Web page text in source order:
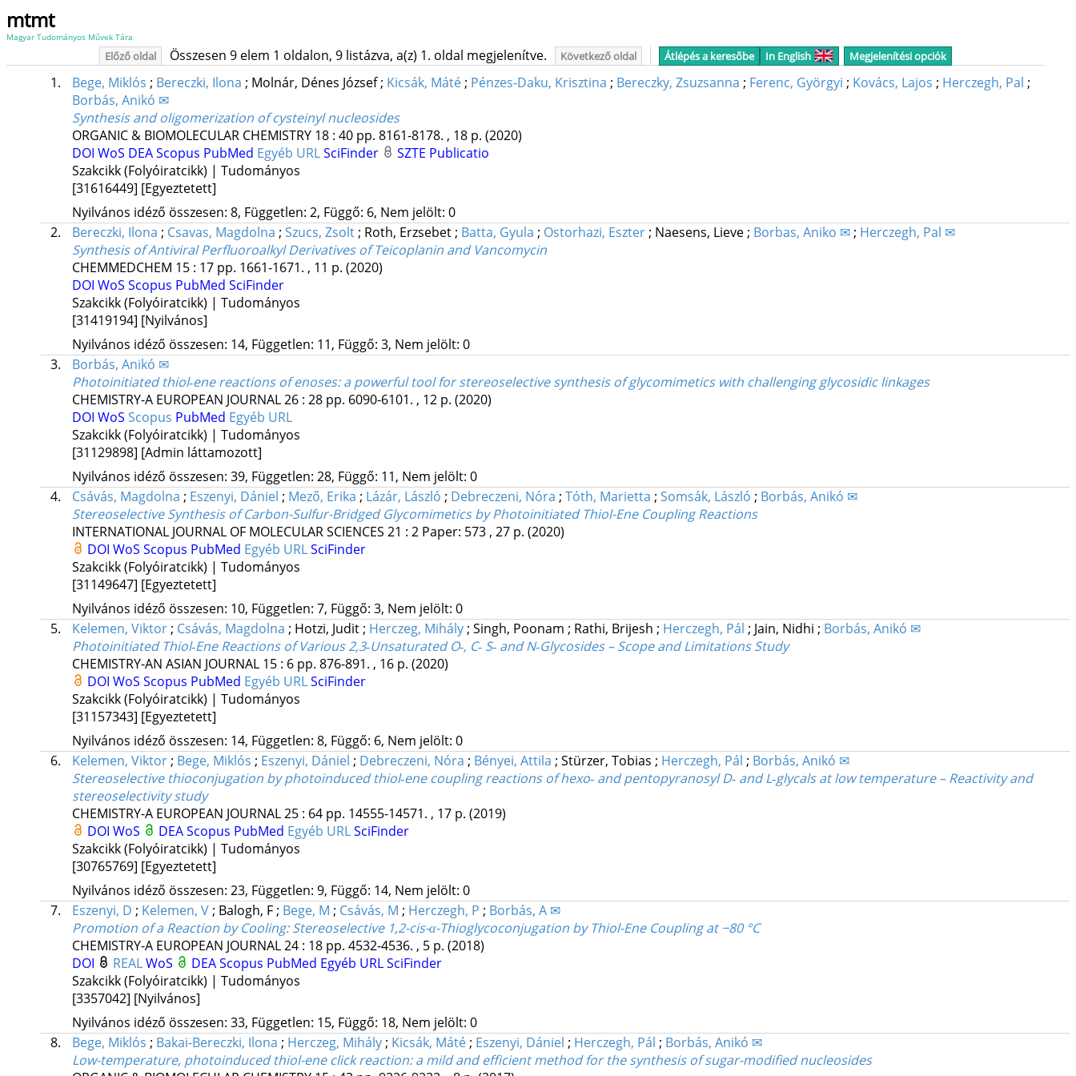
mtmt
Magyar Tudományos Művek Tára
Előző oldal Összesen 9 elem 1 oldalon, 9 listázva, a(z) 1. oldal megjelenítve. Következő oldal Átlépés a keresőbe In English Megjelenítési opciók
1. Bege, Miklós ; Bereczki, Ilona ; Molnár, Dénes József; Kicsák, Máté; Pénzes-Daku, Krisztina ; Bereczky, Zsuzsanna ; Ferenc, Györgyi ; Kovács, Lajos ; Herczegh, Pal ;
Borbás, Anikó ✉
Synthesis and oligomerization of cysteinyl nucleosides
ORGANIC & BIOMOLECULAR CHEMISTRY 18: 40 pp. 8161-8178. , 18 p. (2020)
DOI WoS DEAScopus PubMed Egyéb URLSciFinder
SZTE Publicatio
Szakcikk (Folyóiratcikk) | Tudományos
[31616449] [Egyeztetett]
Nyilvános idéző összesen: 8, Független: 2, Függő: 6, Nem jelölt: 0
2.
Bereczki, Ilona ; Csavas, Magdolna ; Szucs, Zsolt; Roth, Erzsebet; Batta, Gyula ; Ostorhazi, Eszter; Naesens, Lieve; Borbas, Aniko ✉; Herczegh, Pal ✉
Synthesis of Antiviral Perfluoroalkyl Derivatives of Teicoplanin and Vancomycin
CHEMMEDCHEM 15: 17 pp. 1661-1671. , 11 p. (2020)
DOI WoS Scopus PubMed SciFinder
Szakcikk (Folyóiratcikk) | Tudományos
[31419194] [Nyilvános]
Nyilvános idéző összesen: 14, Független: 11, Függő: 3, Nem jelölt: 0
3.
Borbás, Anikó ✉
Photoinitiated thiol‐ene reactions of enoses: a powerful tool for stereoselective synthesis of glycomimetics with challenging glycosidic linkages
CHEMISTRY-A EUROPEAN JOURNAL26: 28 pp. 6090-6101. , 12 p. (2020)
DOI WoS Scopus PubMed Egyéb URL
Szakcikk (Folyóiratcikk) | Tudományos
[31129898] [Admin láttamozott]
Nyilvános idéző összesen: 39, Független: 28, Függő: 11, Nem jelölt: 0
4.
Csávás, Magdolna ; Eszenyi, Dániel ; Mező, Erika ; Lázár, László ; Debreczeni, Nóra ; Tóth, Marietta ; Somsák, László ; Borbás, Anikó ✉
Stereoselective Synthesis of Carbon-Sulfur-Bridged Glycomimetics by Photoinitiated Thiol-Ene Coupling Reactions
INTERNATIONAL JOURNAL OF MOLECULAR SCIENCES 21 : 2 Paper: 573 , 27 p. (2020)
DOI WoS Scopus PubMed Egyéb URLSciFinder
Szakcikk (Folyóiratcikk) | Tudományos
[31149647] [Egyeztetett]
Nyilvános idéző összesen: 10, Független: 7, Függő: 3, Nem jelölt: 0
5.
Kelemen, Viktor; Csávás, Magdolna ; Hotzi, Judit; Herczeg, Mihály; Singh, Poonam ; Rathi, Brijesh ; Herczegh, Pál ; Jain, Nidhi ; Borbás, Anikó ✉
Photoinitiated Thiol‐Ene Reactions of Various 2,3‐Unsaturated O‐, C‐ S‐ and N‐Glycosides – Scope and Limitations Study
CHEMISTRY-AN ASIAN JOURNAL 15: 6 pp. 876-891. , 16 p. (2020)
DOI WoS Scopus PubMed Egyéb URLSciFinder
Szakcikk (Folyóiratcikk) | Tudományos
[31157343] [Egyeztetett]
Nyilvános idéző összesen: 14, Független: 8, Függő: 6, Nem jelölt: 0
6.
Kelemen, Viktor; Bege, Miklós ; Eszenyi, Dániel ; Debreczeni, Nóra ; Bényei, Attila ; Stürzer, Tobias ; Herczegh, Pál ; Borbás, Anikó ✉
Stereoselective thioconjugation by photoinduced thiol‐ene coupling reactions of hexo‐ and pentopyranosyl D‐ and L‐glycals at low temperature – Reactivity and
stereoselectivity study
CHEMISTRY-A EUROPEAN JOURNAL25: 64 pp. 14555-14571. , 17 p. (2019)
DOI WoS DEAScopus PubMed Egyéb URLSciFinder
Szakcikk (Folyóiratcikk) | Tudományos
[30765769] [Egyeztetett]
Nyilvános idéző összesen: 23, Független: 9, Függő: 14, Nem jelölt: 0
7.
Eszenyi, D ; Kelemen, V; Balogh, F; Bege, M ; Csávás, M ; Herczegh, P ; Borbás, A ✉
Promotion of a Reaction by Cooling: Stereoselective 1,2-cis-α-Thioglycoconjugation by Thiol-Ene Coupling at −80 °C
CHEMISTRY-A EUROPEAN JOURNAL24: 18 pp. 4532-4536. , 5 p. (2018)
DOI
REALWoS DEAScopus PubMed Egyéb URLSciFinder
Szakcikk (Folyóiratcikk) | Tudományos
[3357042] [Nyilvános]
Nyilvános idéző összesen: 33, Független: 15, Függő: 18, Nem jelölt: 0
8.
Bege, Miklós ; Bakai-Bereczki, Ilona ; Herczeg, Mihály; Kicsák, Máté; Eszenyi, Dániel ; Herczegh, Pál ; Borbás, Anikó ✉
Low-temperature, photoinduced thiol-ene click reaction: a mild and efficient method for the synthesis of sugar-modified nucleosides